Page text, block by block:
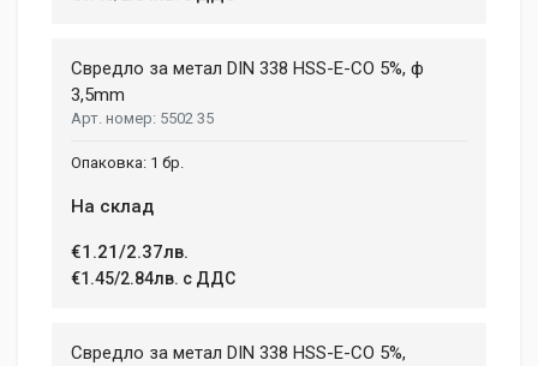
Your Name
Email Address
Свредло за метал DIN 338 HSS-E-CO 5%, ф
3,5mm
5502 35
1 бр.
На склад
€1.21/2.37лв.
€1.45/2.84лв. с ДДС
Свредло за метал DIN 338 HSS-E-CO 5%,